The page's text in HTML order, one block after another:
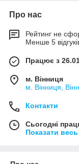
Про нас
Рейтинг не
Менше 5
Працює з
м. Вінниця
м. Вінниця,
Контакти
Сьогодні
Показати